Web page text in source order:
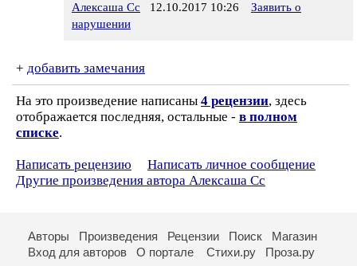
Алексаша Сс 12.10.2017 10:26
Заявить о
нарушении
+ добавить замечания
На это произведение написаны 4 рецензии, здесь
отображается последняя, остальные - в полном
списке.
Написать рецензию
Написать личное сообщение
Другие произведения автора Алексаша Сс
Авторы Произведения Рецензии Поиск
Магазин
Вход для авторов
О портале Стихи.ру Проза.ру